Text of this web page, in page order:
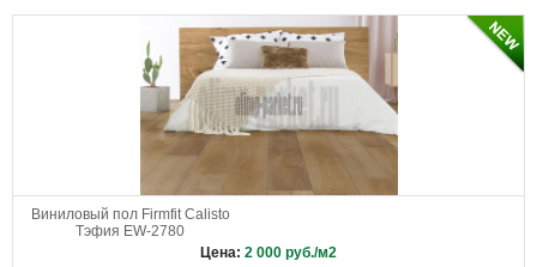
Виниловый пол Firmfit Calisto
Тэфия EW-2780
Цена: 2 000 руб./м2